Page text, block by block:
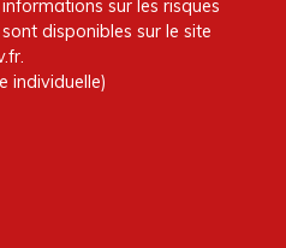
sur les risques
disponibles sur le site
individuelle)